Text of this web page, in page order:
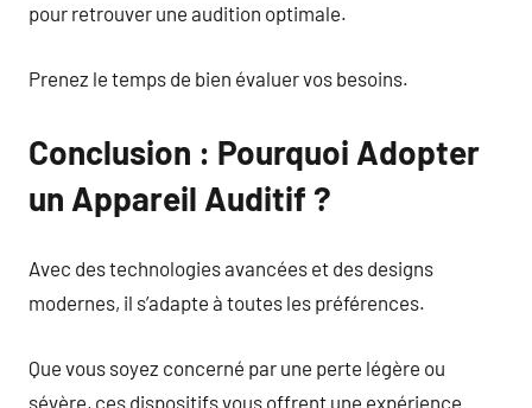
pour retrouver une audition optimale.
Prenez le temps de bien évaluer vos besoins.
Conclusion : Pourquoi Adopter
un Appareil Auditif ?
Avec des technologies avancées et des designs
modernes, il s’adapte à toutes les préférences.
Que vous soyez concerné par une perte légère ou
sévère, ces dispositifs vous offrent une expérience